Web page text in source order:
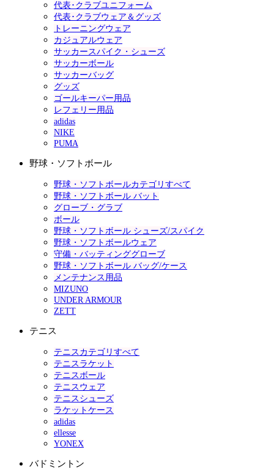
代表･クラブユニフォーム
代表･クラブウェア＆グッズ
トレーニングウェア
カジュアルウェア
サッカースパイク・シューズ
サッカーボール
サッカーバッグ
グッズ
ゴールキーパー用品
レフェリー用品
adidas
NIKE
PUMA
野球・ソフトボール
野球・ソフトボールカテゴリすべて
野球・ソフトボール バット
グローブ・グラブ
ボール
野球・ソフトボール シューズ/スパイク
野球・ソフトボールウェア
守備・バッティンググローブ
野球・ソフトボール バッグ/ケース
メンテナンス用品
MIZUNO
UNDER ARMOUR
ZETT
テニス
テニスカテゴリすべて
テニスラケット
テニスボール
テニスウェア
テニスシューズ
ラケットケース
adidas
ellesse
YONEX
バドミントン